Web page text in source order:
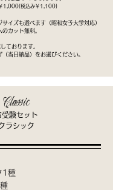
1,000{税込み￥1,100}
イズも選べます（昭和女子大学対応）
カット無料。
ております。
当日納品）をお選びください。
Classic
受験セット
ラシック
1種